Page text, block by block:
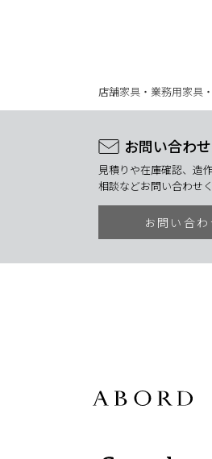
店舗家具・業務用家具
お問い合わ
見積りや在庫確認、造
相談などお問い合わせく
お問い合わ